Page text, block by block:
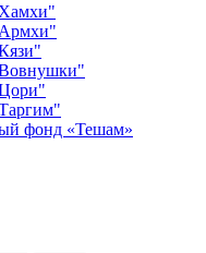
фонд «Тешам»